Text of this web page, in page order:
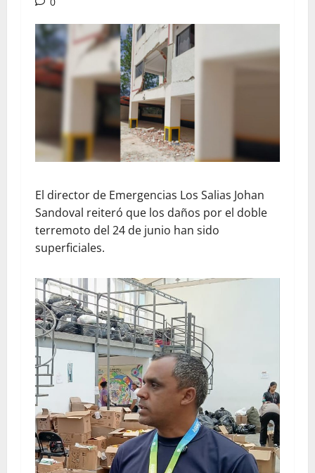
El director de Emergencias Los Salias Johan
Sandoval reiteró que los daños por el doble
terremoto del 24 de junio han sido
superficiales.